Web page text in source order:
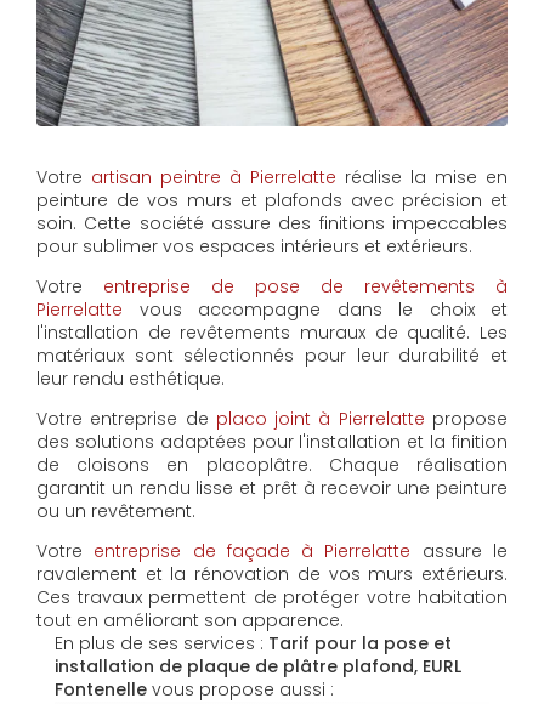
Votre artisan peintre à Pierrelatte réalise la mise en
peinture de vos murs et plafonds avec précision et
soin. Cette société assure des finitions impeccables
pour sublimer vos espaces intérieurs et extérieurs.
Votre entreprise de pose de revêtements à
Pierrelatte vous accompagne dans le choix et
l'installation de revêtements muraux de qualité. Les
matériaux sont sélectionnés pour leur durabilité et
leur rendu esthétique.
Votre entreprise de placo joint à Pierrelatte propose
des solutions adaptées pour l'installation et la finition
de cloisons en placoplâtre. Chaque réalisation
garantit un rendu lisse et prêt à recevoir une peinture
ou un revêtement.
Votre entreprise de façade à Pierrelatte assure le
ravalement et la rénovation de vos murs extérieurs.
Ces travaux permettent de protéger votre habitation
tout en améliorant son apparence.
En plus de ses services : Tarif pour la pose et
installation de plaque de plâtre plafond, EURL
Fontenelle vous propose aussi :